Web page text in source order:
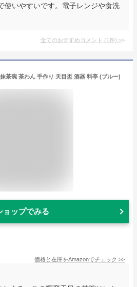
使いやすいです。電子レンジや食洗
全てのおすすめコメント (1件) >
茶碗 茶わん 手作り 天目盃 酒器 料亭 (ブルー)
ョップでみる
価格と在庫をAmazonでチェック >>